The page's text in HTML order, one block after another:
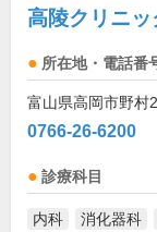
高陵クリニッ
所在地・電話番
富山県高岡市野村
0766-26-6200
診療科目
内科 消化器科